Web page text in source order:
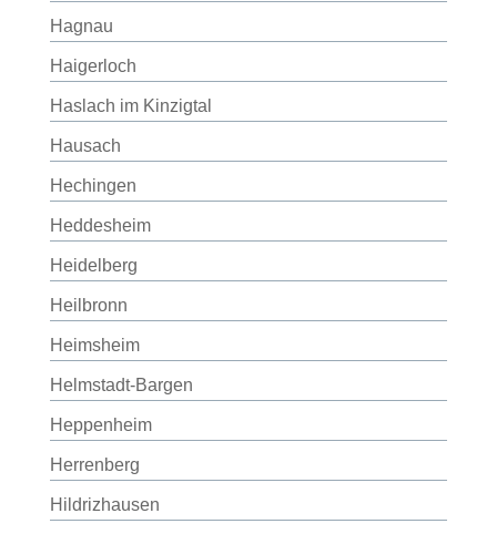
Hagnau
Haigerloch
Haslach im Kinzigtal
Hausach
Hechingen
Heddesheim
Heidelberg
Heilbronn
Heimsheim
Helmstadt-Bargen
Heppenheim
Herrenberg
Hildrizhausen